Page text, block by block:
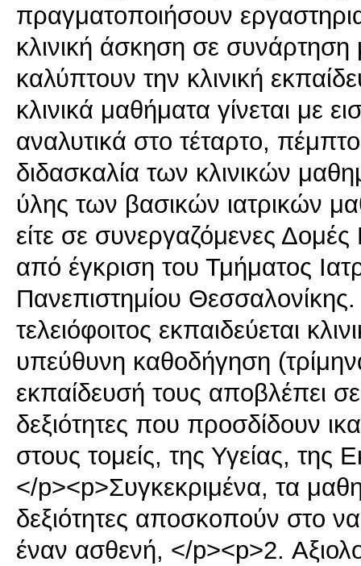
πραγματοποιήσουν
κλινική άσκηση σε συνάρτηση
καλύπτουν την κλινική
κλινικά μαθήματα γίνεται με
αναλυτικά στο τέταρτο,
διδασκαλία των κλινικών
ύλης των βασικών ιατρικών
είτε σε συνεργαζόμενες
από έγκριση του Τμήματος
Πανεπιστημίου
τελειόφοιτος εκπαιδεύεται
υπεύθυνη καθοδήγηση
εκπαίδευσή τους αποβλέπει
δεξιότητες που προσδίδουν
στους τομείς, της Υγείας, της
</p><p>Συγκεκριμένα, τα
δεξιότητες αποσκοπούν στο
έναν ασθενή, </p><p>2.